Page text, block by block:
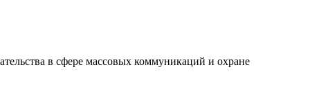
в сфере массовых коммуникаций и охране